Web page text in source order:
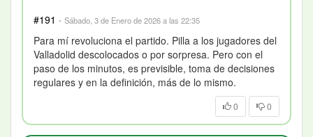
#191 · Sábado, 3 de Enero de 2026 a las 22:35
Para mí revoluciona el partido. Pilla a los jugadores del
Valladolid descolocados o por sorpresa. Pero con el
paso de los minutos, es previsible, toma de decisiones
regulares y en la definición, más de lo mismo.
0 0